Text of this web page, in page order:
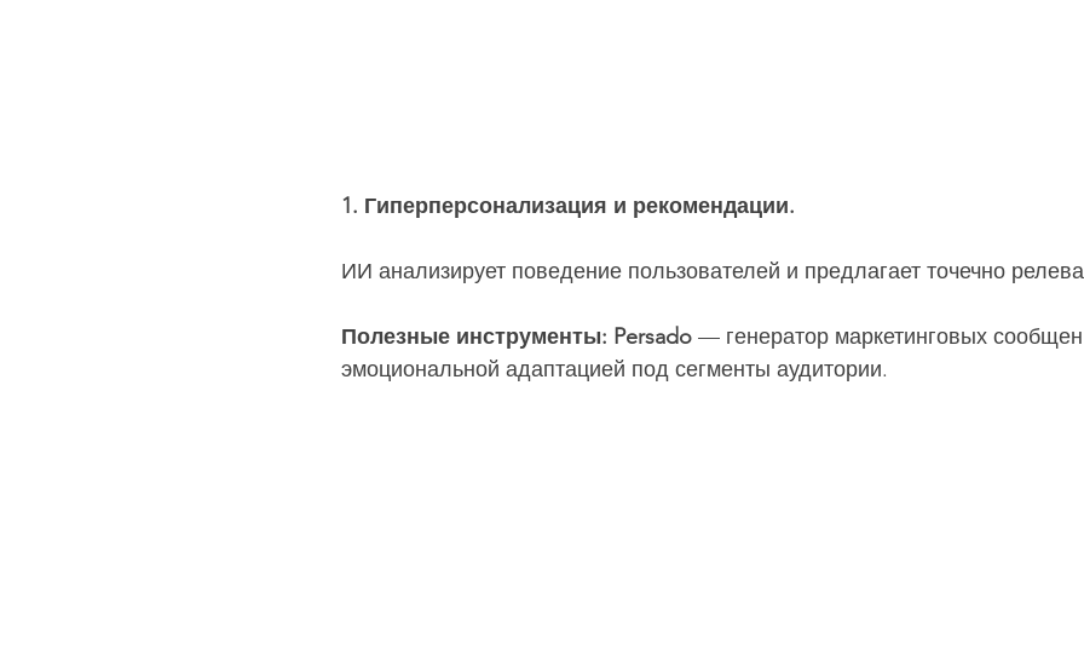
1. Гиперперсонализация и рекомендации.
ИИ анализирует поведение пользователей и предлагает точечно
Полезные инструменты: Persado — генератор маркетинговых
эмоциональной адаптацией под сегменты аудитории.